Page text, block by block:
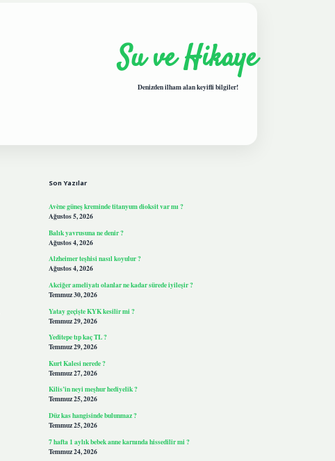
Su ve Hikaye
Denizden ilham alan keyifli bilgiler!
Son Yazılar
Avène güneş kreminde titanyum dioksit var mı ?
Ağustos 5, 2026
Balık yavrusuna ne denir ?
Ağustos 4, 2026
Alzheimer teşhisi nasıl koyulur ?
Ağustos 4, 2026
Akciğer ameliyatı olanlar ne kadar sürede iyileşir ?
Temmuz 30, 2026
Yatay geçişte KYK kesilir mi ?
Temmuz 29, 2026
Yeditepe tıp kaç TL ?
Temmuz 29, 2026
Kurt Kalesi nerede ?
Temmuz 27, 2026
Kilis’in neyi meşhur hediyelik ?
Temmuz 25, 2026
Düz kas hangisinde bulunmaz ?
Temmuz 25, 2026
7 hafta 1 aylık bebek anne karnında hissedilir mi ?
Temmuz 24, 2026